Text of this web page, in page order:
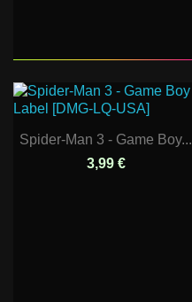
Spider-Man 3 - Game Boy...
3,99 €